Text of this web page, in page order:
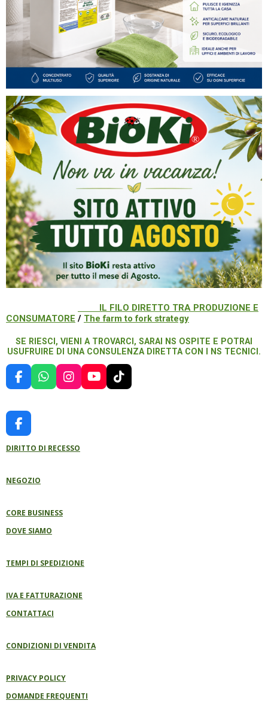
IL FILO DIRETTO TRA PRODUZIONE E
CONSUMATORE / The farm to fork strategy
SE RIESCI, VIENI A TROVARCI, SARAI NS OSPITE E POTRAI
USUFRUIRE DI UNA CONSULENZA DIRETTA CON I NS TECNICI.
F
A
E
B
O
O
W
H
P
I
N
R
Y
O
T
I
F
A
C
O
K
DIRITTO DI RECESSO
NEGOZIO
CORE BUSINESS
DOVE SIAMO
TEMPI DI SPEDIZIONE
IVA E FATTURAZIONE
CONTATTACI
CONDIZIONI DI VENDITA
PRIVACY POLICY
DOMANDE FREQUENTI